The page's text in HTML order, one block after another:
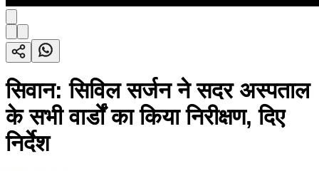
सिवान: सिविल सर्जन ने सदर अस्पताल
के सभी वार्डों का किया निरीक्षण, दिए
निर्देश